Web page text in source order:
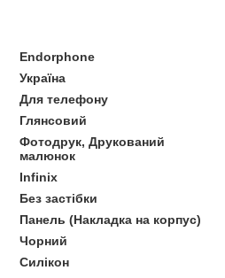
Endorphone
Україна
Для телефону
Глянсовий
Фотодрук, Друкований
малюнок
Infinix
Без застібки
Панель (Накладка на корпус)
Чорний
Силікон